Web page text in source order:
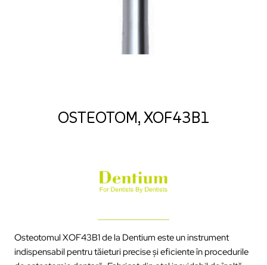
OSTEOTOM, XOF43B1
Osteotomul XOF43B1 de la Dentium este un instrument
indispensabil pentru tăieturi precise și eficiente în procedurile